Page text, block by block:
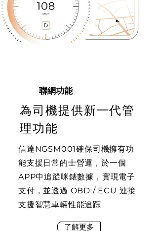
聯網功能
為司機提供新一代管
理功能
信達NGSM001確保司機擁有功
能支援日常的士營運，於一個
APP中追蹤咪錶數據，實現電子
支付，並透過 OBD / ECU 連接
支援智慧車輛性能追踪
了解更多